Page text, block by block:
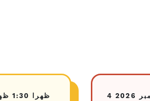
1:30 ظهرا 2026